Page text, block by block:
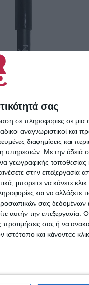
σας
σε πληροφορίες σε
αναγνωριστικοί και
διαφημίσεις και
υπηρεσιών. Με την άδειά
γεωγραφικής τοποθεσίας
στην επεξεργασία
μπορείτε να κάνετε κλικ
και να αλλάξετε
σας δεδομένων
αυτήν την επεξεργασία.
προτιμήσεις σας ή να
και κάνοντας
Professional Lip
208 Rosewood